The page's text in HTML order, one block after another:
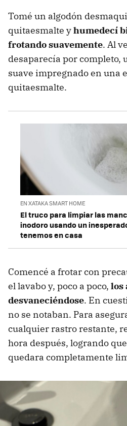
Tomé un algodón
quitaesmalte yhumedecí
frotando suavemente. Al
desaparecía por completo,
suave impregnado en una
quitaesmalte.
EN XATAKA SMART HOME
El truco para limpiar las
inodoro usando un
tenemos en casa
Comencé a frotar con
el lavabo y, poco a poco, los
desvaneciéndose. En
no se notaban. Para
cualquier rastro restante,
hora después, logrando
quedara completamente